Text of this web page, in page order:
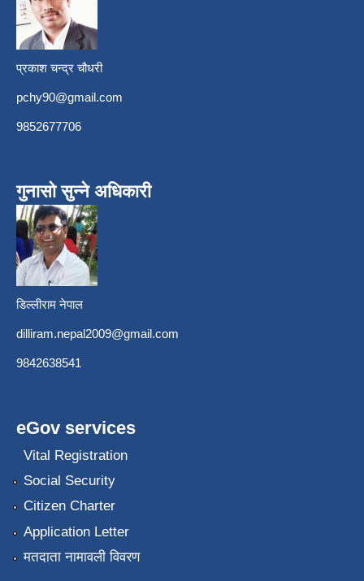
प्रकाश चन्द्र चौधरी
pchy90@gmail.com
9852677706
गुनासो सुन्ने अधिकारी
डिल्लीराम नेपाल
dilliram.nepal2009@gmail.com
9842638541
eGov services
Vital Registration
Social Security
Citizen Charter
Application Letter
मतदाता नामावली विवरण